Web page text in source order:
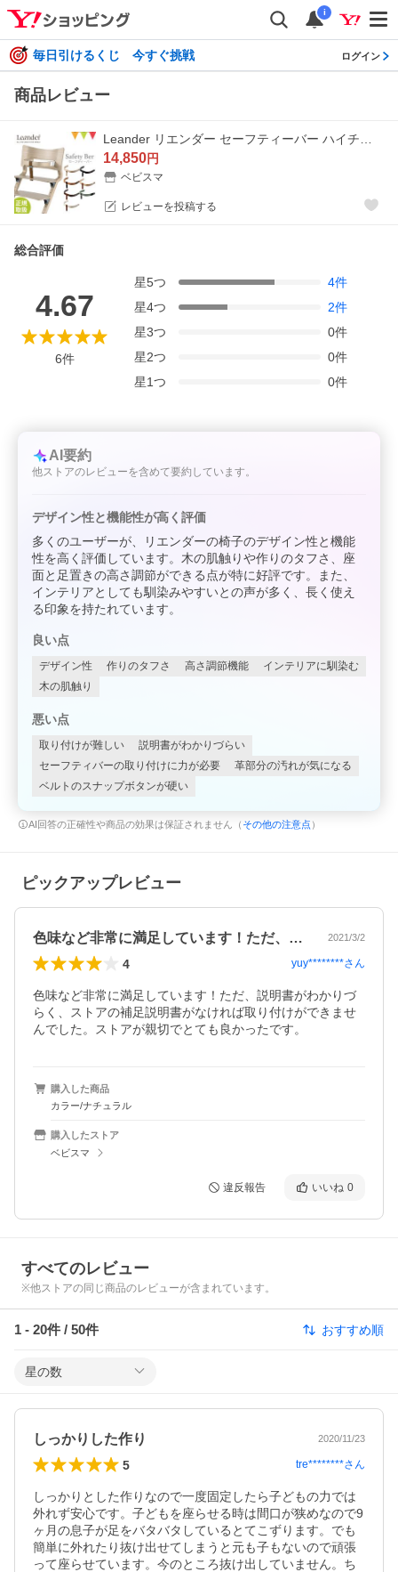
i
毎日引けるくじ 今すぐ挑戦 ログイン
商品レビュー
14,850円
ベビスマ
レビューを投稿する
総合評価
4.67
6件
星5つ 4件
星4つ 2件
星3つ 0件
星2つ 0件
星1つ 0件
AI要約
他ストアのレビューを含めて要約しています。
デザイン性と機能性が高く評価
多くのユーザーが、リエンダーの椅子のデザイン性と機能
性を高く評価しています。木の肌触りや作りのタフさ、座
面と足置きの高さ調節ができる点が特に好評です。また、
インテリアとしても馴染みやすいとの声が多く、長く使え
る印象を持たれています。
良い点
デザイン性 作りのタフさ 高さ調節機能
インテリアに馴染む
木の肌触り
悪い点
取り付けが難しい
説明書がわかりづらい
セーフティバーの取り付けに力が必要
革部分の汚れが気になる
ベルトのスナップボタンが硬い
AI回答の正確性や商品の効果は保証されません（ その他の注意点 ）
ピックアップレビュー
色味など非常に満足しています！ただ、説… 2021/3/2
4 yuy********さん
色味など非常に満足しています！ただ、説明書がわかりづ
らく、ストアの補足説明書がなければ取り付けができませ
んでした。ストアが親切でとても良かったです。
購入した商品
カラー/ナチュラル
購入したストア
ベビスマ
違反報告 いいね 0
すべてのレビュー
※他ストアの同じ商品のレビューが含まれています。
1 - 20件 / 50件 おすすめ順
星の数
しっかりした作り 2020/11/23
5 tre********さん
しっかりとした作りなので一度固定したら子どもの力では
外れず安心です。子どもを座らせる時は間口が狭めなので9
ヶ月の息子が足をバタバタしているとてこずります。でも
簡単に外れたり抜け出せてしまうと元も子もないので頑張
って座らせています。今のところ抜け出していません。ち